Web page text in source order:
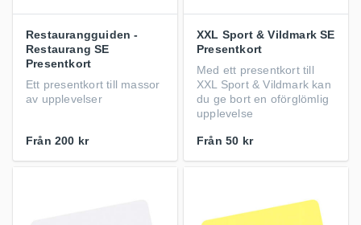
Restaurangguiden -
Restaurang SE
Presentkort
Ett presentkort till massor
av upplevelser
Från 200 kr
XXL Sport & Vildmark SE
Presentkort
Med ett presentkort till
XXL Sport & Vildmark kan
du ge bort en oförglömlig
upplevelse
Från 50 kr